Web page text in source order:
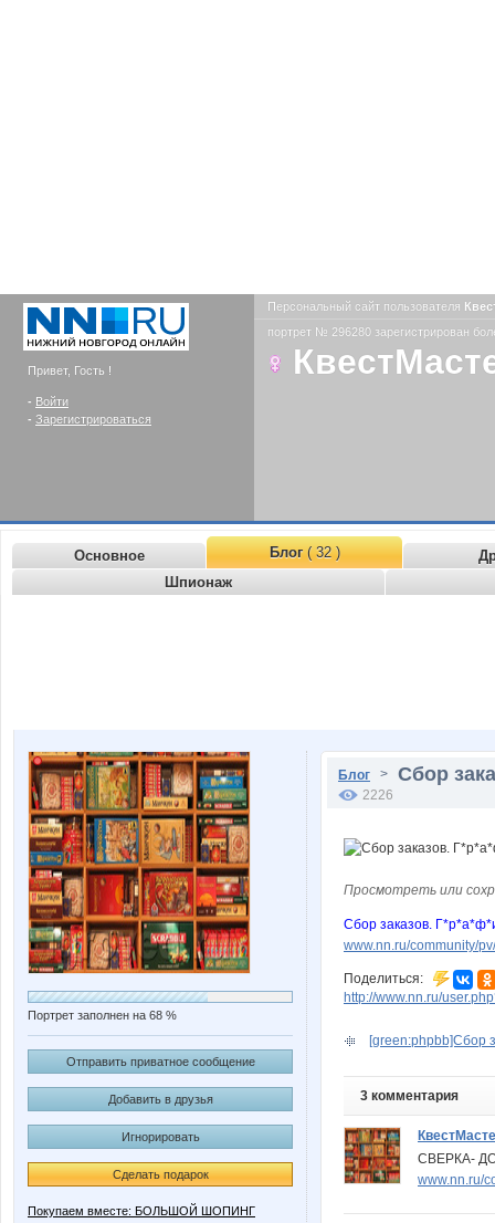
Привет, Гость !
- Войти
- Зарегистрироваться
Персональный сайт пользователя
портрет № 296280 зарегистрирован
Основное Блог( 32 )
Шпионаж
Портрет заполнен на 68 %
Отправить приватное сообщение
Добавить в друзья
Игнорировать
Сделать подарок
Покупаем вместе: БОЛЬШОЙ ШОПИНГ
Блог > Сбор
2226
Просмотреть или
Сбор заказов.
www.nn.ru/community/
Поделиться:
http://www.nn.ru/
[green:phpbb]Сбор
3 комментария
СВЕРКА-
www.nn.ru/